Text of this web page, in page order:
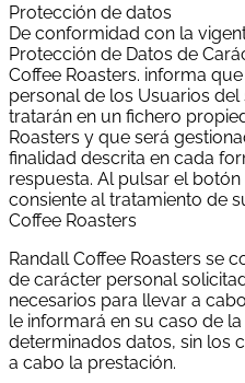
Protección de datos
De conformidad con la
Protección de Datos de
Coffee Roasters. informa
personal de los Usuarios
tratarán en un fichero
Roasters y que será
finalidad descrita en cada
respuesta. Al pulsar el botón
consiente al tratamiento de
Coffee Roasters
Randall Coffee Roasters se
de carácter personal
necesarios para llevar a
le informará en su caso de
determinados datos, sin los
a cabo la prestación.